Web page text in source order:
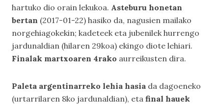
hartuko dio orain lekukoa. Asteburu honetan
bertan (2017-01-22) hasiko da, nagusien mailako
norgehiagokekin; kadeteek eta jubenilek hurrengo
jardunaldian (hilaren 29koa) ekingo diote lehiari.
Finalak martxoaren 4rako aurreikusten dira.
Paleta argentinarreko lehia hasia da dagoeneko
(urtarrilaren 8ko jardunaldian), eta final hauek